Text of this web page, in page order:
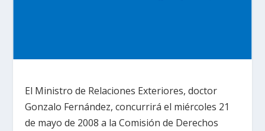
El Ministro de Relaciones Exteriores, doctor
Gonzalo Fernández, concurrirá el miércoles 21
de mayo de 2008 a la Comisión de Derechos